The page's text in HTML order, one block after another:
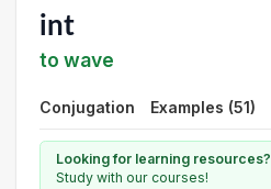
int
to wave
Conjugation Examples (51)
Looking for learning resources?
Study with our courses!